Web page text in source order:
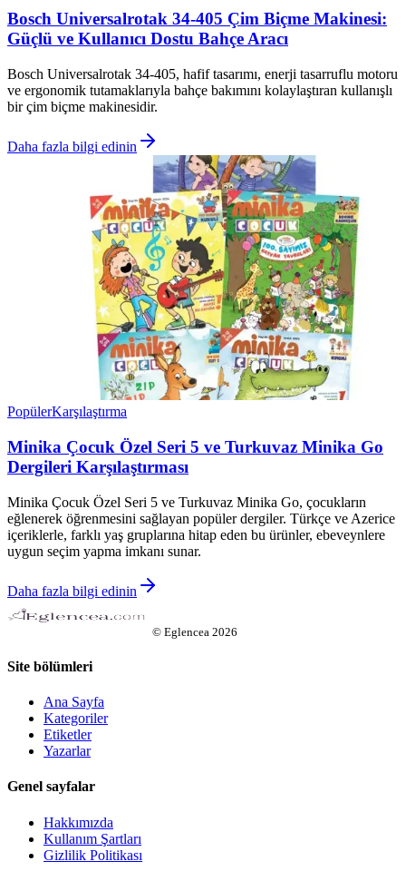
Bosch Universalrotak 34-405 Çim Biçme Makinesi:
Güçlü ve Kullanıcı Dostu Bahçe Aracı
Bosch Universalrotak 34-405, hafif tasarımı, enerji tasarruflu motoru
ve ergonomik tutamaklarıyla bahçe bakımını kolaylaştıran kullanışlı
bir çim biçme makinesidir.
Daha fazla bilgi edinin
PopülerKarşılaştırma
Minika Çocuk Özel Seri 5 ve Turkuvaz Minika Go
Dergileri Karşılaştırması
Minika Çocuk Özel Seri 5 ve Turkuvaz Minika Go, çocukların
eğlenerek öğrenmesini sağlayan popüler dergiler. Türkçe ve Azerice
içeriklerle, farklı yaş gruplarına hitap eden bu ürünler, ebeveynlere
uygun seçim yapma imkanı sunar.
Daha fazla bilgi edinin
© Eglencea 2026
Site bölümleri
Ana Sayfa
Kategoriler
Etiketler
Yazarlar
Genel sayfalar
Hakkımızda
Kullanım Şartları
Gizlilik Politikası